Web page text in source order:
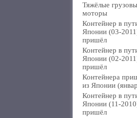
Тяжёлые
моторы
Контейнер в
Японии (03-
пришёл
Контейнер в
Японии (02-
пришёл
Контейнера
из Японии
Контейнер в
Японии (11-
пришёл